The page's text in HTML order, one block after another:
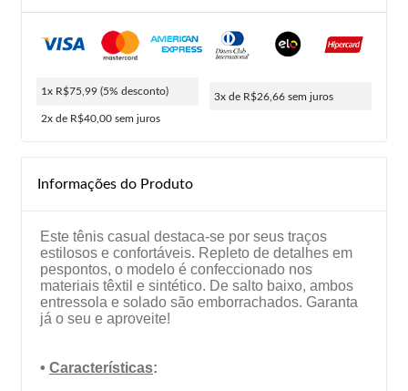
1x R$75,99 (5% desconto)
2x de R$40,00 sem juros
3x de R$26,66 sem juros
Informações do Produto
Este tênis casual destaca-se por seus traços
estilosos e confortáveis. Repleto de detalhes em
pespontos, o modelo é confeccionado nos
materiais têxtil e sintético. De salto baixo, ambos
entressola e solado são emborrachados. Garanta
já o seu e aproveite!
• Características: